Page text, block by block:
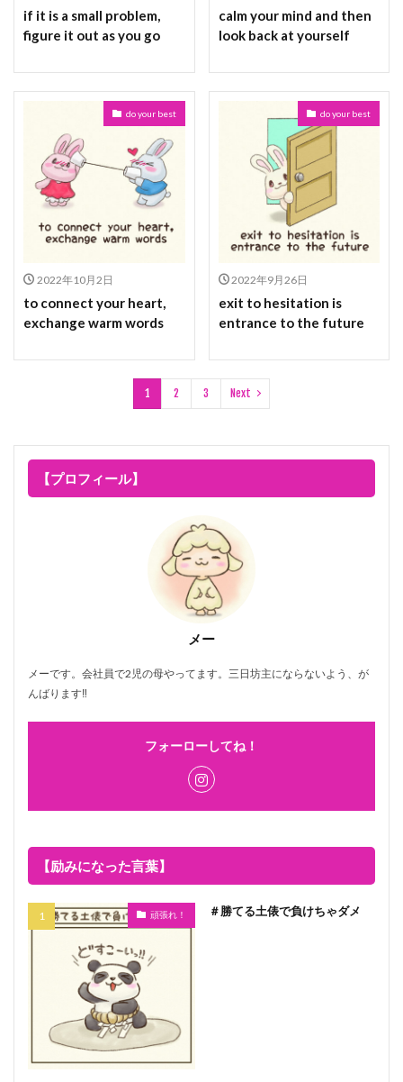
if it is a small problem,
figure it out as you go
calm your mind and then
look back at yourself
do your best
2022年10月2日
to connect your heart,
exchange warm words
do your best
2022年9月26日
exit to hesitation is
entrance to the future
1 2 3 Next
【プロフィール】
メー
メーです。会社員で2児の母やってます。三日坊主にならないよう、が
んばります‼
フォーローしてね！
【励みになった言葉】
頑張れ！ ＃勝てる土俵で負けちゃダメ